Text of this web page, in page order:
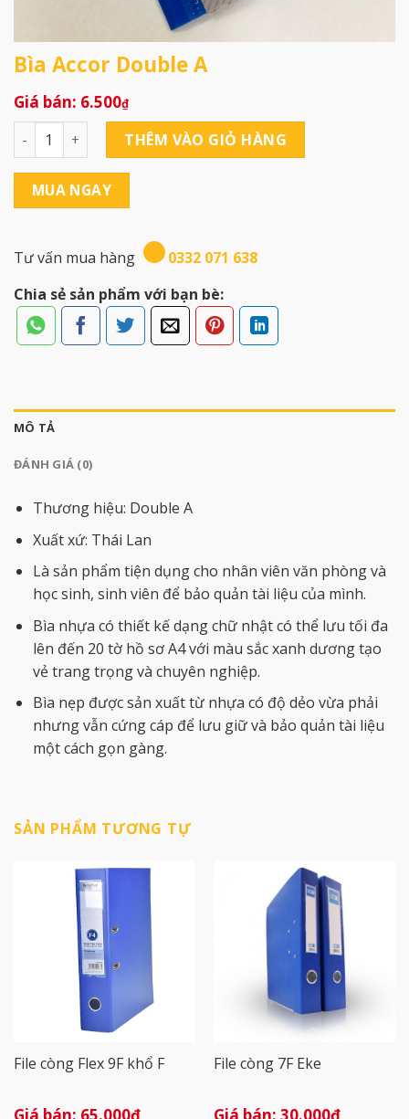
Bìa Accor Double A
6.500₫
Bìa Accor Double A số lượngTHÊM VÀO GIỎ HÀNG
MUA NGAY
Tư vấn mua hàng
0332 071 638
Chia sẻ sản phẩm với bạn bè:
MÔ TẢ
ĐÁNH GIÁ (0)
Thương hiệu: Double A
Xuất xứ: Thái Lan
Là sản phẩm tiện dụng cho nhân viên văn phòng và
học sinh, sinh viên để bảo quản tài liệu của mình.
Bìa nhựa có thiết kế dạng chữ nhật có thể lưu tối đa
lên đến 20 tờ hồ sơ A4 với màu sắc xanh dương tạo
vẻ trang trọng và chuyên nghiệp.
Bìa nẹp được sản xuất từ nhựa có độ dẻo vừa phải
nhưng vẫn cứng cáp để lưu giữ và bảo quản tài liệu
một cách gọn gàng.
SẢN PHẨM TƯƠNG TỰ
File còng Flex 9F khổ F File còng 7F Eke